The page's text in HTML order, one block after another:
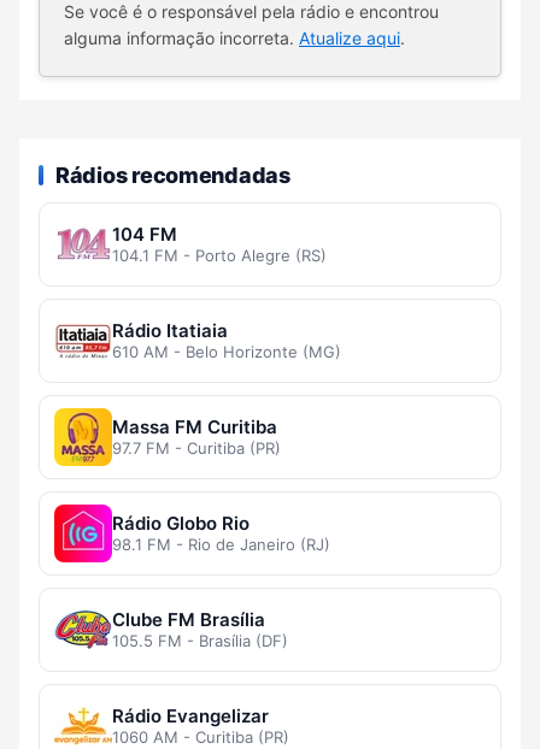
Se você é o responsável pela rádio e encontrou
alguma informação incorreta. Atualize aqui.
Rádios recomendadas
104 FM
104.1 FM - Porto Alegre (RS)
Rádio Itatiaia
610 AM - Belo Horizonte (MG)
Massa FM Curitiba
97.7 FM - Curitiba (PR)
Rádio Globo Rio
98.1 FM - Rio de Janeiro (RJ)
Clube FM Brasília
105.5 FM - Brasília (DF)
Rádio Evangelizar
1060 AM - Curitiba (PR)